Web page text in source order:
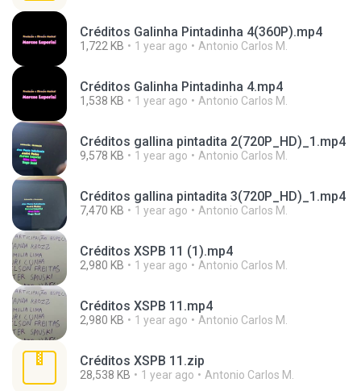
Créditos Galinha Pintadinha 4(360P).mp4
1,722 KB 1 year ago Antonio Carlos M.
Créditos Galinha Pintadinha 4.mp4
1,538 KB 1 year ago Antonio Carlos M.
Créditos gallina pintadita 2(720P_HD)_1.mp4
9,578 KB 1 year ago Antonio Carlos M.
Créditos gallina pintadita 3(720P_HD)_1.mp4
7,470 KB 1 year ago Antonio Carlos M.
Créditos XSPB 11 (1).mp4
2,980 KB 1 year ago Antonio Carlos M.
Créditos XSPB 11.mp4
2,980 KB 1 year ago Antonio Carlos M.
Créditos XSPB 11.zip
28,538 KB 1 year ago Antonio Carlos M.